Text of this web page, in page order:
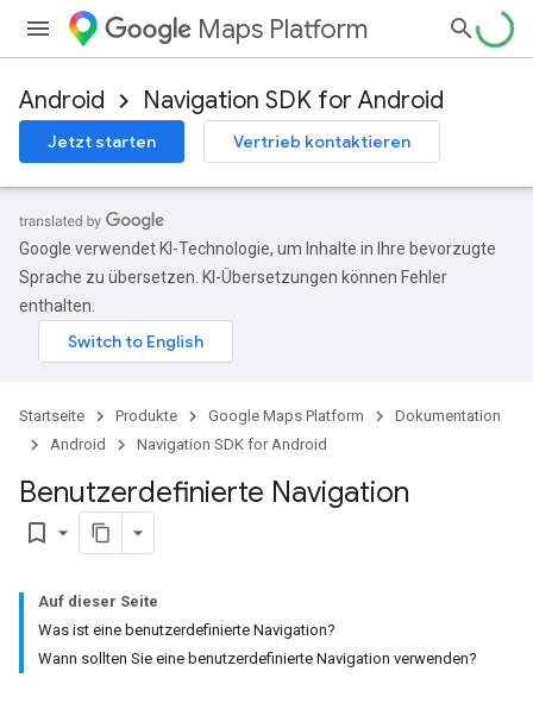
Maps Platform
Android Navigation SDK for Android
Jetzt starten Vertrieb kontaktieren
Google verwendet KI-Technologie, um Inhalte in Ihre bevorzugte
Sprache zu übersetzen. KI-Übersetzungen können Fehler
enthalten.
Startseite Produkte Google Maps Platform
Dokumentation
Android
Navigation SDK for Android
Benutzerdefinierte Navigation
bookmark_border
Auf dieser Seite
Was ist eine benutzerdefinierte Navigation?
Wann sollten Sie eine benutzerdefinierte Navigation verwenden?